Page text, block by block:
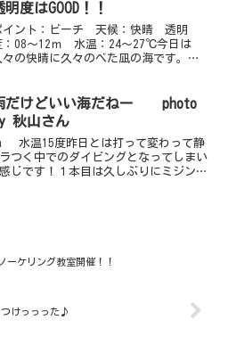
明度はGOOD！！
イント：ビーチ 天候：快晴 透明
：08～12ｍ 水温：24～27℃今日は
々の快晴に久々のべた凪の海です。嬉
ほどのアオリイカの赤ちゃんが横２～
メートルに渡って整...
だけどいい海だねー photo
秋山さん
温15度昨日とは打って変わって静
つく中でのダイビングとなってしまい
じです！１本目は久しぶりにミジンベ
ーケリング教室開催！！
つけっっった♪